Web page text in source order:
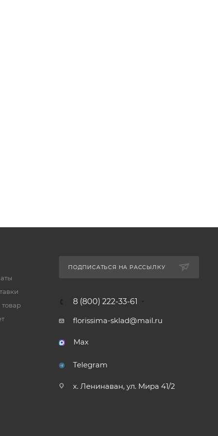
ПОДПИСАТЬСЯ НА РАССЫЛКУ
8 (800) 222-33-61
florissima-sklad@mail.ru
Max
Telegram
х. Ленинаван, ул. Мира 41/2